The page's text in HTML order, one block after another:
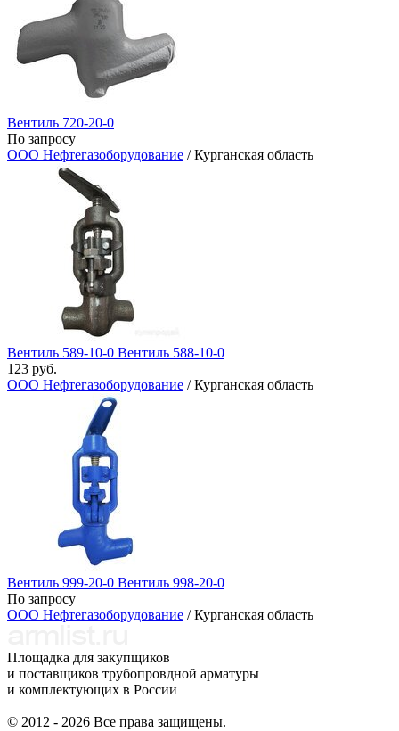
Вентиль 720-20-0
По запросу
ООО Нефтегазоборудование / Курганская область
Вентиль 589-10-0 Вентиль​ 588-10-0
123 руб.
ООО Нефтегазоборудование / Курганская область
Вентиль 999-20-0 Вентиль 998-20-0
По запросу
ООО Нефтегазоборудование / Курганская область
Площадка для закупщиков
и поставщиков трубопровдной арматуры
и комплектующих в России
© 2012 - 2026 Все права защищены.